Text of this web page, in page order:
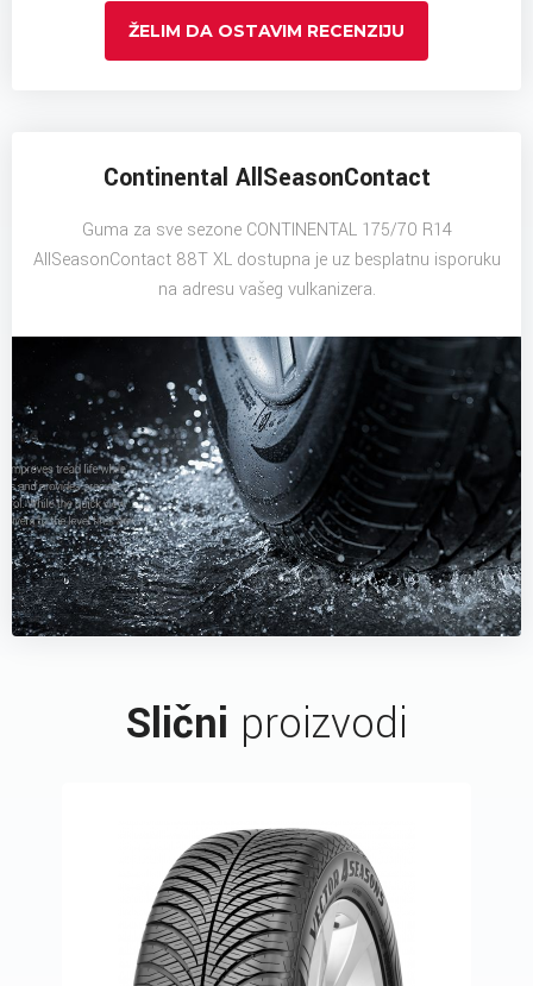
ŽELIM DA OSTAVIM RECENZIJU
Continental AllSeasonContact
Guma za sve sezone CONTINENTAL 175/70 R14
AllSeasonContact 88T XL dostupna je uz besplatnu isporuku
na adresu vašeg vulkanizera.
Slični proizvodi